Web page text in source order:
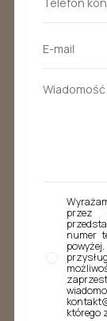
przez
numer
którego